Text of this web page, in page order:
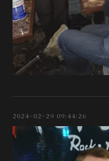
2024-02-29 09:44:26